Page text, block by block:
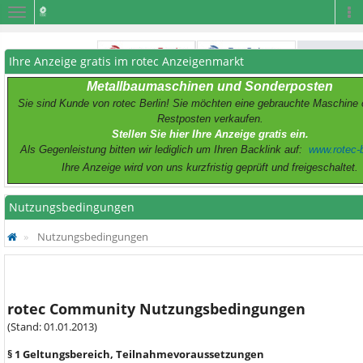
Navigation
Ihre Anzeige gratis im rotec Anzeigenmarkt
Metallbaumaschinen und Sonderposten
Sie sind Kunde von rotec Berlin! Sie möchten eine gebrauchte Maschine
Restposten verkaufen.
Stellen Sie hier Ihre Anzeige gratis ein.
Als Gegenleistung bitten wir lediglich um Ihren Backlink auf: www.rotec-
Ihre Anzeige wird von uns kurzfristig geprüft und freigeschaltet.
Nutzungsbedingungen
Nutzungsbedingungen
rotec Community Nutzungsbedingungen
(Stand: 01.01.2013)
§ 1 Geltungsbereich, Teilnahmevoraussetzungen